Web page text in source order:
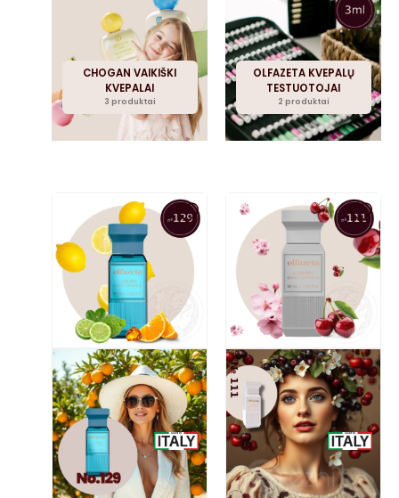
CHOGAN VAIKIŠKI
KVEPALAI
3 produktai
OLFAZETA KVEPALŲ
TESTUOTOJAI
2 produktai